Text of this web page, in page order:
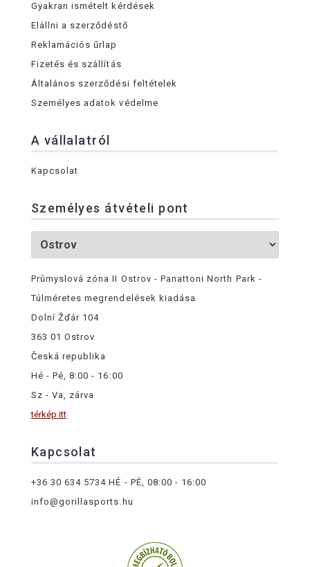
Gyakran ismételt kérdések
Elállni a szerződéstő
Reklamációs űrlap
Fizetés és szállítás
Általános szerződési feltételek
Személyes adatok védelme
A vállalatról
Kapcsolat
Személyes átvételi pont
Průmyslová zóna II Ostrov - Panattoni North Park -
Túlméretes megrendelések kiadása
Dolní Žďár 104
363 01 Ostrov
Česká republika
Hé - Pé, 8:00 - 16:00
Sz - Va, zárva
térkép itt
Kapcsolat
+36 30 634 5734 HÉ - PÉ, 08:00 - 16:00
info@gorillasports.hu